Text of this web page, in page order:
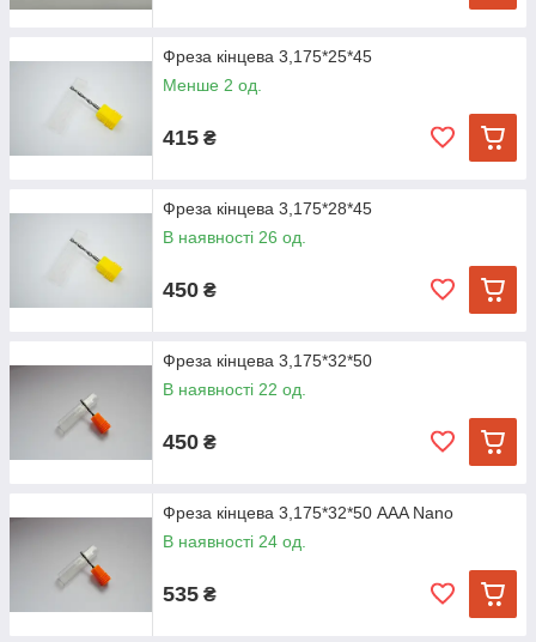
Фреза кінцева 3,175*25*45
Менше 2 од.
415 ₴
Фреза кінцева 3,175*28*45
В наявності 26 од.
450 ₴
Фреза кінцева 3,175*32*50
В наявності 22 од.
450 ₴
Фреза кінцева 3,175*32*50 AAA Nano
В наявності 24 од.
535 ₴